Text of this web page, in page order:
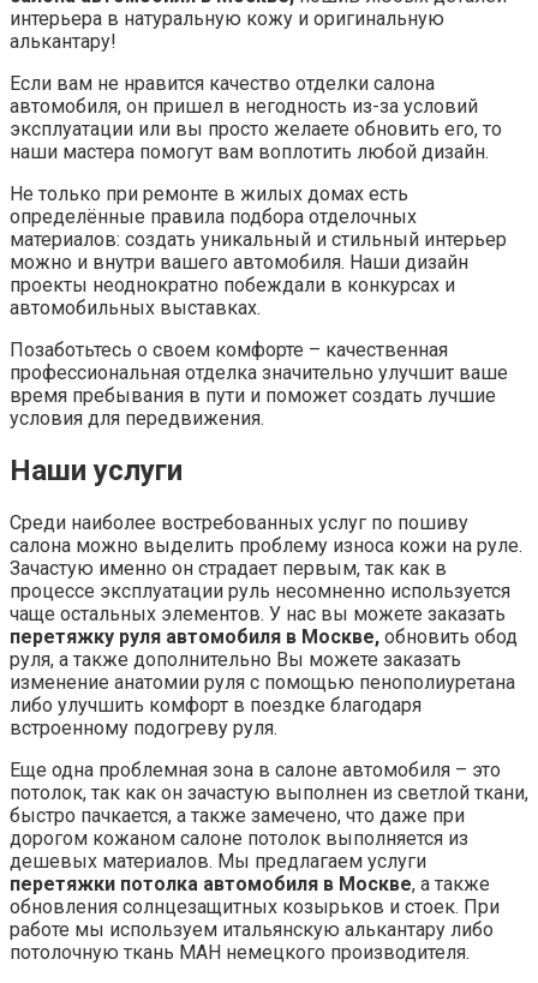
Среди наиболее востребованных услуг по пошиву
салона можно выделить проблему износа кожи на руле.
Зачастую именно он страдает первым, так как в
процессе эксплуатации руль несомненно используется
чаще остальных элементов. У нас вы можете заказать
перетяжку руля автомобиля в Москве,обновить обод
руля, а также дополнительно Вы можете заказать
либо улучшить комфорт в поездке благодаря
встроенному подогреву руля.
Еще одна проблемная зона в салоне автомобиля – это
потолок, так как он зачастую выполнен из светлой ткани,
быстро пачкается, а также замечено, что даже при
дешевых материалов. Мы предлагаем услуги
перетяжки потолка автомобиля в Москве, а также
обновления солнцезащитных козырьков и стоек. При
работе мы используем итальянскую алькантару либо
Наши мастера помогут обновить следующие элементы
водительское и переднее пассажирское сидение;
задний диван, крышки сидений и боковины;
торпедо – верх, низ или целиком;
центральная консоль;
центральный подлокотник;
двери;
обод руля;
потолок.
любого из элементов внутренней отделки автомобиля:
мы готовы выполнить даже самые необычные идеи.
Наши мастера помогут создать уникальный дизайн,
проконсультируют по материалам и цветам, а также
помогут сделать даже базовые детали необычными и
привлекательными. Вы можете не просто произвести
замену штатной ткани, но и добавить изюминки и
эксклюзива с помощью работы наших дизайнеров,
которые отрисуют всевозможные комбинации ромбов,